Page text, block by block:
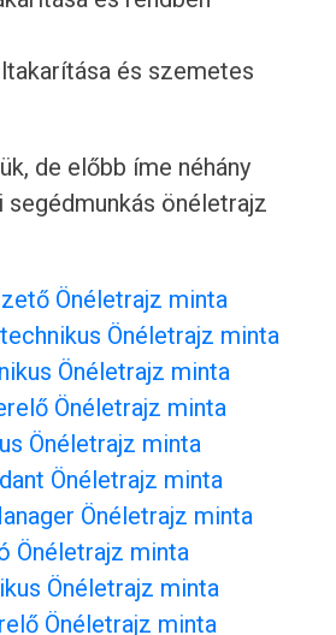
és szemetes
de előbb íme néhány
segédmunkás önéletrajz
Önéletrajz minta
Önéletrajz minta
Önéletrajz minta
Önéletrajz minta
Önéletrajz minta
Önéletrajz minta
Önéletrajz minta
Önéletrajz minta
Önéletrajz minta
Önéletrajz minta